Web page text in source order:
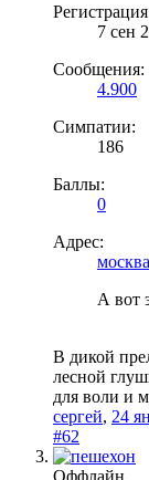
7 сен
Сообщения:
4.900
Симпатии:
186
Баллы:
0
Адрес:
москва
А вот
В дикой
лесной
для воли и
сергей, 24
#62
Оффлайн